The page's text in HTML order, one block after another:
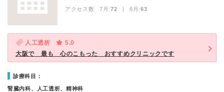
アクセス数 7月:72 | 6月:63
人工透析
5.0
大阪で 最も 心のこもった おすすめクリニックです
診療科目：
腎臓内科、人工透析、精神科